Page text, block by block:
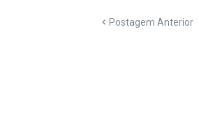
Postagem Anterior